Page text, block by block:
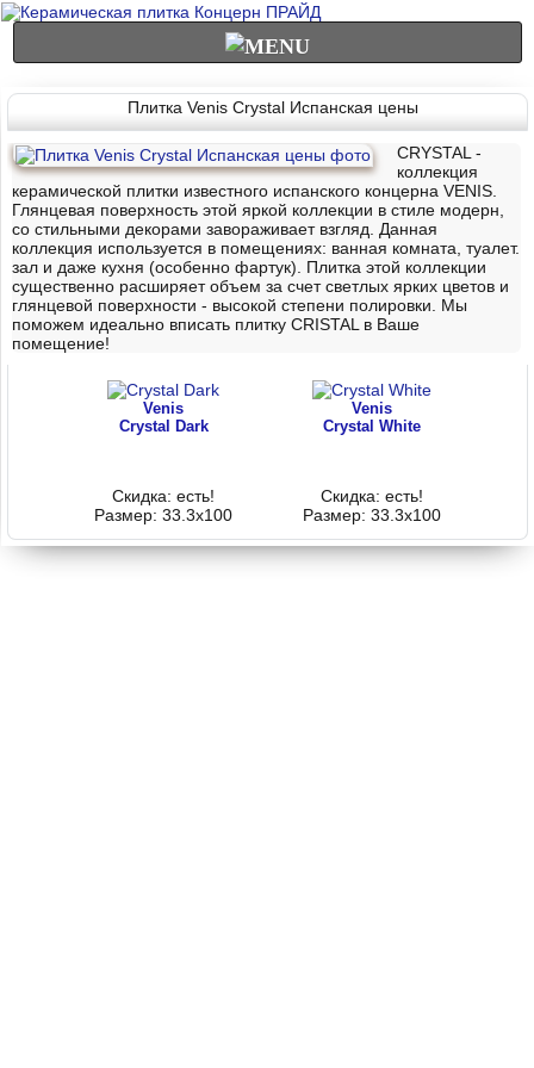
Плитка Venis Crystal Испанская цены
CRYSTAL -
коллекция
керамической плитки известного испанского концерна VENIS.
Глянцевая поверхность этой яркой коллекции в стиле модерн,
со стильными декорами завораживает взгляд. Данная
коллекция используется в помещениях: ванная комната, туалет.
зал и даже кухня (особенно фартук). Плитка этой коллекции
существенно расширяет объем за счет светлых ярких цветов и
глянцевой поверхности - высокой степени полировки. Мы
поможем идеально вписать плитку CRISTAL в Ваше
помещение!
Venis
Crystal Dark
Скидка: есть!
Размер: 33.3x100
Venis
Crystal White
Скидка: есть!
Размер: 33.3x100